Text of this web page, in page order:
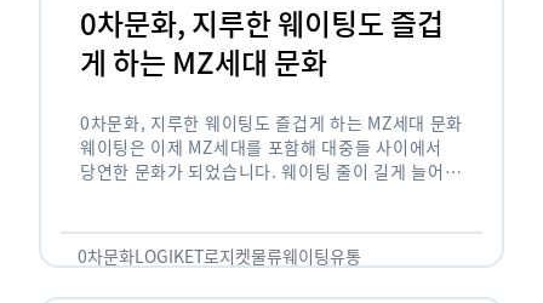
0차문화, 지루한 웨이팅도 즐겁
게 하는 MZ세대 문화
0차문화, 지루한 웨이팅도 즐겁게 하는 MZ세대 문화
웨이팅은 이제 MZ세대를 포함해 대중들 사이에서
당연한 문화가 되었습니다. 웨이팅 줄이 길게 늘어서
0차문화LOGIKET로지켓물류웨이팅유통